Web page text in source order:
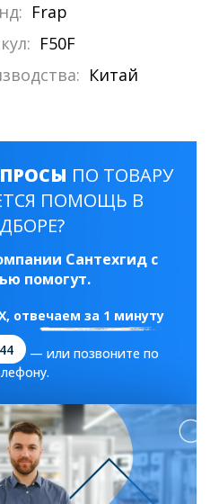
Frap
F50F
Китай
ПО ТОВАРУ
ПОМОЩЬ В
Сантехгид с
помогут.
, отвечаем за 1 минуту
— или позвоните по